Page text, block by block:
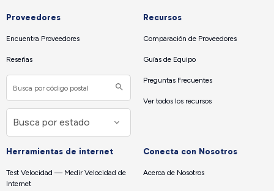
Proveedores
Encuentra Proveedores
Reseñas
Recursos
Comparación de Proveedores
Guías de Equipo
Preguntas Frecuentes
Ver todos los recursos
Herramientas de internet
Test Velocidad — Medir Velocidad de
Internet
Conecta con Nosotros
Acerca de Nosotros